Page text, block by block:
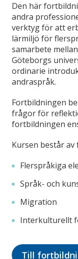
Den här
andra
verktyg för att
lärmiljö för
samarbete
Göteborgs
ordinarie
andraspråk.
Fortbildningen
frågor för
fortbildningen
Kursen består av
Flerspråkiga
Språk- och
Migration
Interkulturellt
Till